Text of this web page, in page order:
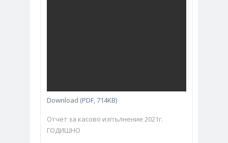
Download (PDF, 714KB)
Отчет за касово изпълнение 2021г.
ГОДИШНО